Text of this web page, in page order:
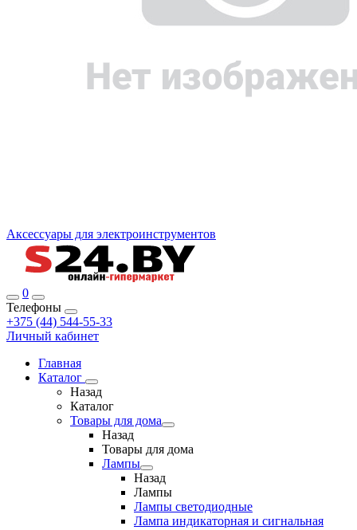
Аксессуары для электроинструментов
0
Телефоны
+375 (44) 544-55-33
Личный кабинет
Главная
Каталог
Назад
Каталог
Товары для дома
Назад
Товары для дома
Лампы
Назад
Лампы
Лампы светодиодные
Лампа индикаторная и сигнальная